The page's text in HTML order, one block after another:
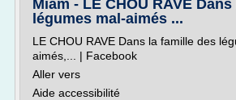
Miam - LE CHOU RAVE
légumes mal-aimés ...
LE CHOU RAVE Dans la famille des
aimés,... | Facebook
Aller vers
Aide accessibilité